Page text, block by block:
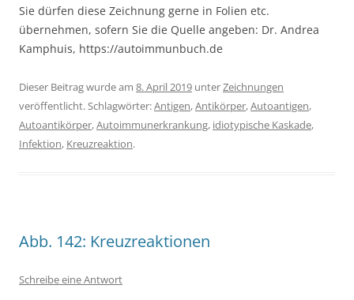
Sie dürfen diese Zeichnung gerne in Folien etc.
übernehmen, sofern Sie die Quelle angeben: Dr. Andrea
Kamphuis, https://autoimmunbuch.de
Dieser Beitrag wurde am 8. April 2019 unterZeichnungen
veröffentlicht. Schlagwörter:Antigen,Antikörper,Autoantigen,
Autoantikörper,Autoimmunerkrankung, idiotypische Kaskade,
Infektion, Kreuzreaktion.
Abb. 142: Kreuzreaktionen
Schreibe eine Antwort